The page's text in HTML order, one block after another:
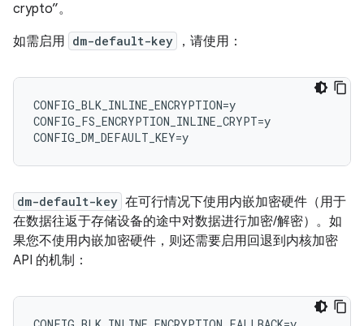
crypto”。
如需启用 dm-default-key ，请使用：
CONFIG_BLK_INLINE_ENCRYPTION=y
CONFIG_FS_ENCRYPTION_INLINE_CRYPT=y
dm-default-key 在可行情况下使用内嵌加密硬件（用于
在数据往返于存储设备的途中对数据进行加密/解密）。 如
果您不使用内嵌加密硬件，则还需要启用回退到内核加密
API 的机制：